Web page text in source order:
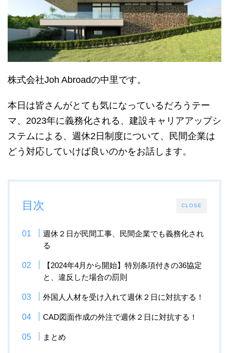
株式会社Joh Abroadの中里です。
本日は皆さんがとても気になっているだろうテー
マ、2023年に義務化される、建設キャリアアップシ
ステムによる、週休2日制度について、民間企業は
どう対応していけば良いのかをお話します。
CLOSE
目次
週休２日が民間工事、民間企業でも義務化され
る
【2024年4月から開始】特別条項付きの36協定
と、違反した場合の罰則
外国人人材を受け入れて週休２日に対抗する！
CAD図面作成の外注で週休２日に対抗する！
まとめ